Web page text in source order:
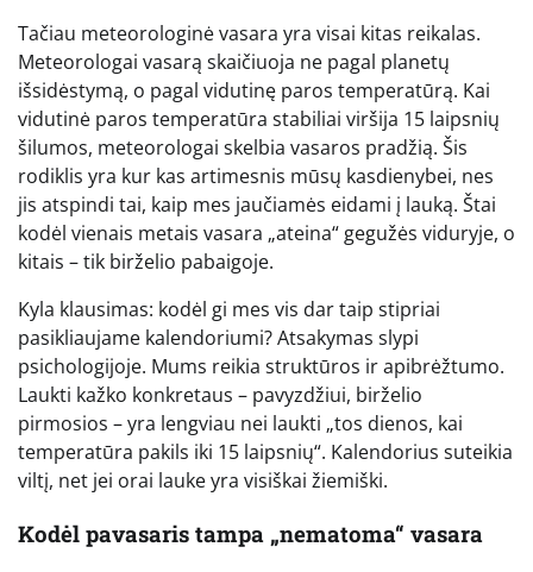
Tačiau meteorologinė vasara yra visai kitas reikalas.
Meteorologai vasarą skaičiuoja ne pagal planetų
išsidėstymą, o pagal vidutinę paros temperatūrą. Kai
vidutinė paros temperatūra stabiliai viršija 15 laipsnių
šilumos, meteorologai skelbia vasaros pradžią. Šis
rodiklis yra kur kas artimesnis mūsų kasdienybei, nes
jis atspindi tai, kaip mes jaučiamės eidami į lauką. Štai
kodėl vienais metais vasara „ateina“ gegužės viduryje, o
kitais – tik birželio pabaigoje.
Kyla klausimas: kodėl gi mes vis dar taip stipriai
pasikliaujame kalendoriumi? Atsakymas slypi
psichologijoje. Mums reikia struktūros ir apibrėžtumo.
Laukti kažko konkretaus – pavyzdžiui, birželio
pirmosios – yra lengviau nei laukti „tos dienos, kai
temperatūra pakils iki 15 laipsnių“. Kalendorius suteikia
viltį, net jei orai lauke yra visiškai žiemiški.
Kodėl pavasaris tampa „nematoma“ vasara